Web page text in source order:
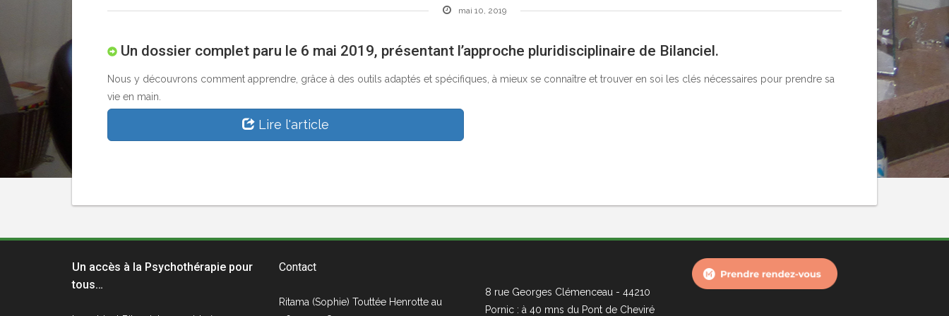
mai 10, 2019
Un dossier complet paru le 6 mai 2019, présentant l’approche pluridisciplinaire de Bilanciel.
Nous y découvrons comment apprendre, grâce à des outils adaptés et spécifiques, à mieux se connaître et trouver en soi les clés nécessaires pour prendre sa
vie en main.
Lire l'article
Un accès à la Psychothérapie pour
tous…
Contact
Ritama (Sophie) Touttée Henrotte au
8 rue Georges Clémenceau - 44210
Pornic : à 40 mns du Pont de Cheviré